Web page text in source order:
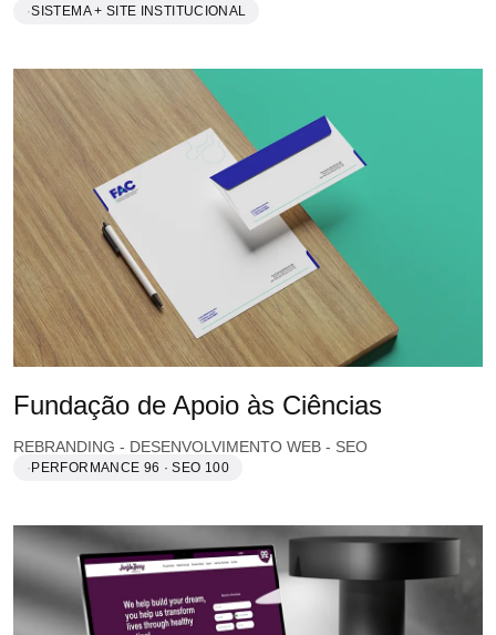
SISTEMA + SITE INSTITUCIONAL
Fundação de Apoio às Ciências
REBRANDING - DESENVOLVIMENTO WEB - SEO
PERFORMANCE 96 · SEO 100